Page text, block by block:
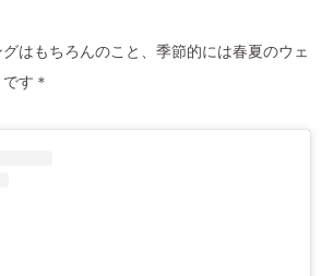
はもちろんのこと、季節的には春夏のウェ
す＊